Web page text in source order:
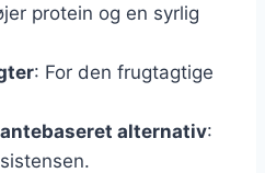
protein og en syrlig
: For den frugtagtige
alternativ: